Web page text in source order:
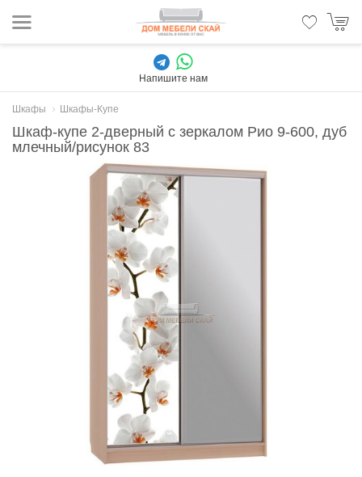
Напишите нам
Шкафы Шкафы-Купе
Шкаф-купе 2-дверный с зеркалом Рио 9-600, дуб
млечный/рисунок 83